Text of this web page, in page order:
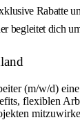
Rabatte
begleitet dich
(m/w/d)
flexiblen